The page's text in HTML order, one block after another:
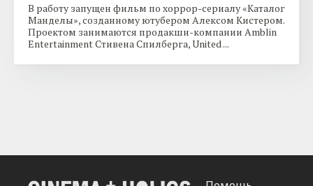
В работу запущен фильм по хоррор-сериалу «Каталог
Манделы», созданному ютубером Алексом Кистером.
Проектом занимаются продакшн-компании Amblin
Entertainment Стивена Спилберга, United ...